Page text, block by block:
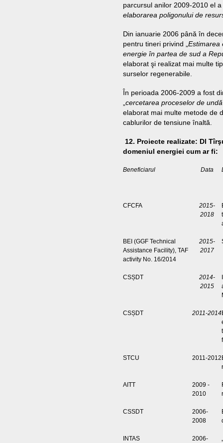
parcursul anilor 2009-2010 el
elaborarea poligonului de
Din ianuarie 2006 până în
pentru tineri privind „Estimarea
energie în partea de sud a
elaborat şi realizat mai multe
surselor regenerabile.
În perioada 2006-2009 a fost
„cercetarea proceselor de
elaborat mai multe metode de
cablurilor de tensiune înaltă.
12. Proiecte realizate: Dl
domeniul energiei cum ar fi:
Beneficiarul Data
CFCFA
2015-
2018
BEI (GGF Technical
Assistance Facility), TAF
activity No. 16/2014
2015-
2017
CSȘDT
2014-
2015
CSȘDT 2011-2014
STCU 2011-2012
AITT
2009 -
2010
CSSDT
2006-
2008
INTAS
2006-